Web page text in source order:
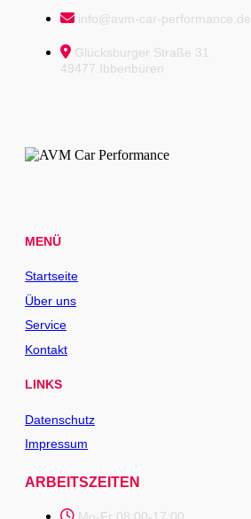
info@avm-car-performance.de
Glücksburger Straße 31
49477 Ibbenbüren
MENÜ
Startseite
Über uns
Service
Kontakt
LINKS
Datenschutz
Impressum
ARBEITSZEITEN
Mo-Fr 08:00-17:00